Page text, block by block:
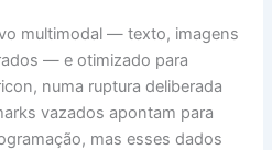
multimodal — texto, imagens
— e otimizado para
numa ruptura deliberada
vazados apontam para
mas esses dados